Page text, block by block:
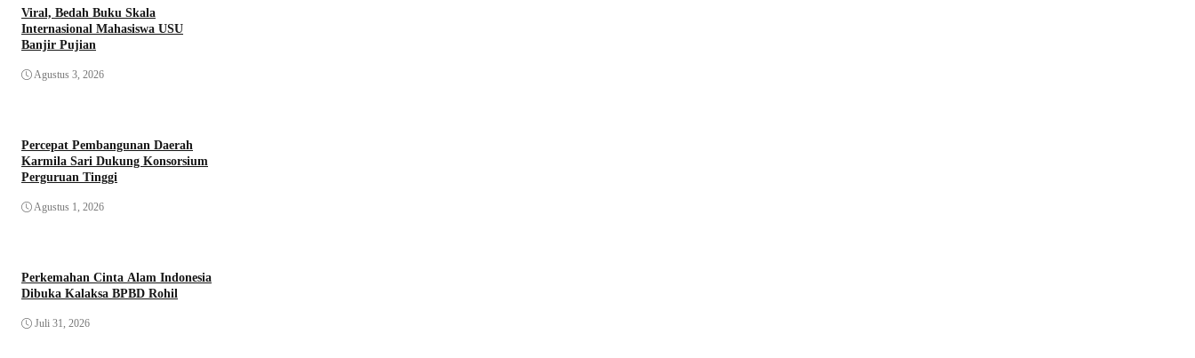
Viral, Bedah Buku Skala
Internasional Mahasiswa USU
Banjir Pujian
Agustus 3, 2026
Percepat Pembangunan Daerah
Karmila Sari Dukung Konsorsium
Perguruan Tinggi
Agustus 1, 2026
Perkemahan Cinta Alam Indonesia
Dibuka Kalaksa BPBD Rohil
Juli 31, 2026